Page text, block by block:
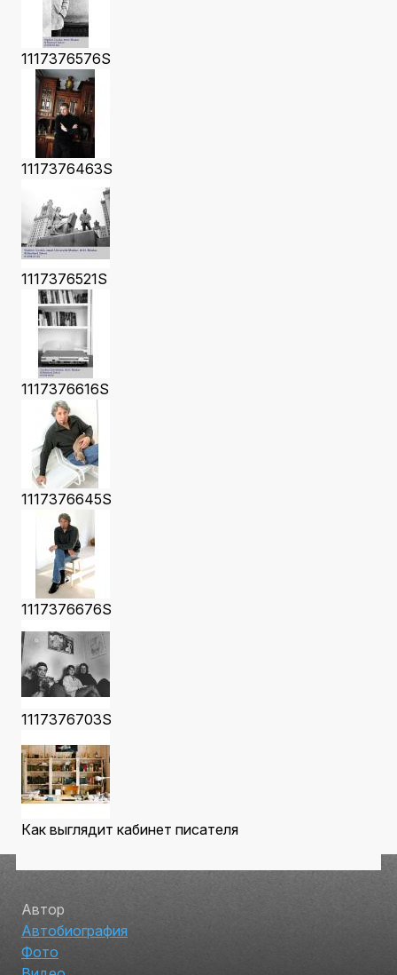
1117376576S
1117376463S
1117376521S
1117376616S
1117376645S
1117376676S
1117376703S
Как выглядит кабинет писателя
Автор
Автобиография
Фото